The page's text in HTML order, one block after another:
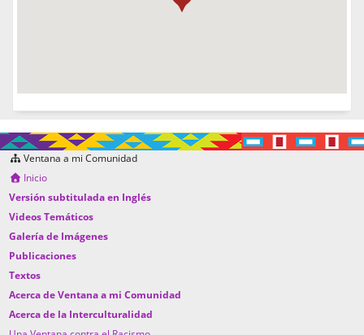
Ventana a mi Comunidad
Inicio
Versión subtitulada en Inglés
Videos Temáticos
Galería de Imágenes
Publicaciones
Textos
Acerca de Ventana a mi Comunidad
Acerca de la Interculturalidad